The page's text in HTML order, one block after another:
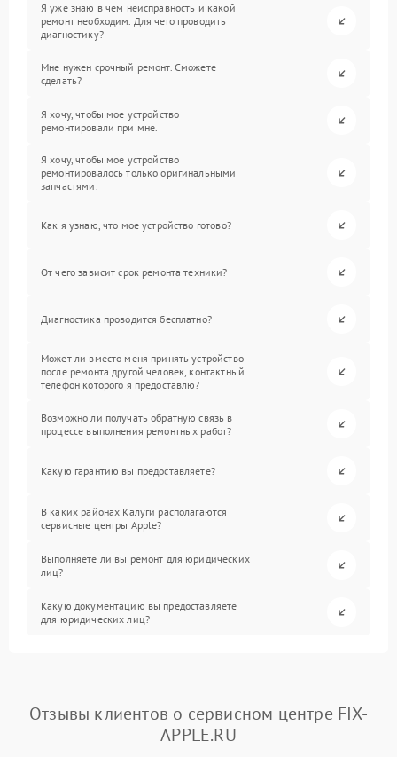
Я уже знаю в чем неисправность и какой
ремонт необходим. Для чего проводить
диагностику?
Мне нужен срочный ремонт. Сможете
сделать?
Я хочу, чтобы мое устройство
ремонтировали при мне.
Я хочу, чтобы мое устройство
ремонтировалось только оригинальными
запчастями.
Как я узнаю, что мое устройство готово?
От чего зависит срок ремонта техники?
Диагностика проводится бесплатно?
Может ли вместо меня принять устройство
после ремонта другой человек, контактный
телефон которого я предоставлю?
Возможно ли получать обратную связь в
процессе выполнения ремонтных работ?
Какую гарантию вы предоставляете?
В каких районах Калуги располагаются
сервисные центры Apple?
Выполняете ли вы ремонт для юридических
лиц?
Какую документацию вы предоставляете
для юридических лиц?
Отзывы клиентов о сервисном центре FIX-
APPLE.RU